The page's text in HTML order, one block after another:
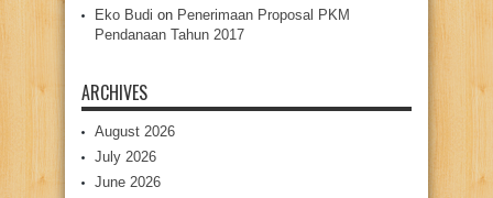
Eko Budi on Penerimaan Proposal PKM
Pendanaan Tahun 2017
ARCHIVES
August 2026
July 2026
June 2026